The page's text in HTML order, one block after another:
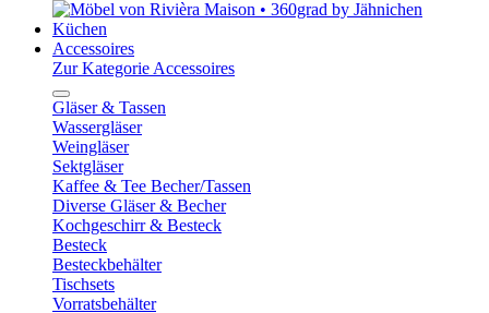
Küchen
Accessoires
Zur Kategorie Accessoires
Gläser & Tassen
Wassergläser
Weingläser
Sektgläser
Kaffee & Tee Becher/Tassen
Diverse Gläser & Becher
Kochgeschirr & Besteck
Besteck
Besteckbehälter
Tischsets
Vorratsbehälter